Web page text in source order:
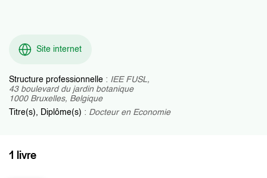
Site internet
Structure professionnelle : IEE FUSL,
43 boulevard du jardin botanique
1000 Bruxelles, Belgique
Titre(s), Diplôme(s) : Docteur en Economie
1 livre